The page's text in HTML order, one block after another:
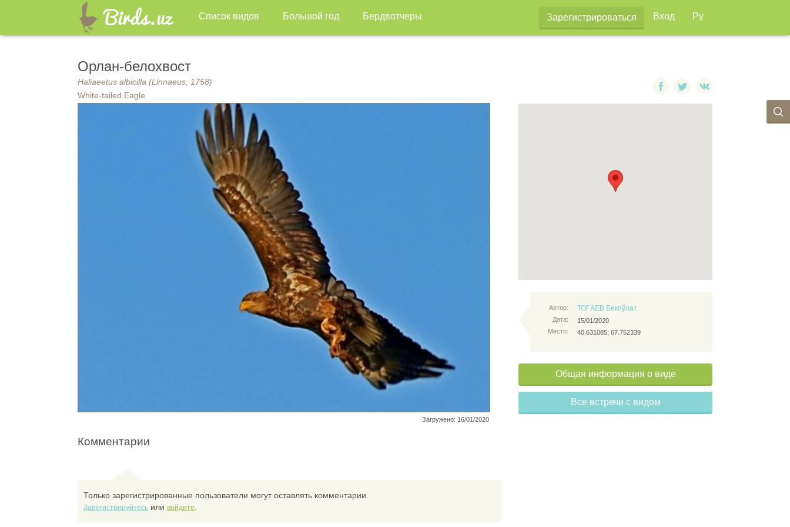
Список видов Большой год Бердвотчеры Зарегистрироваться Вход Ру
Орлан-белохвост
Haliaeetus albicilla (Linnaeus, 1758)
White-tailed Eagle
Загружено: 16/01/2020
Автор:
Дата:
Место:
ТОҒАЕВ Бекпўлат
15/01/2020
40.631085; 67.752339
Общая информация о виде
Все встречи с видом
Комментарии
Только зарегистрированные пользователи могут оставлять комментарии.
Зарегистрируйтесь или войдите